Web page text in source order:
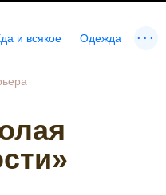
и всякое Одежда ...